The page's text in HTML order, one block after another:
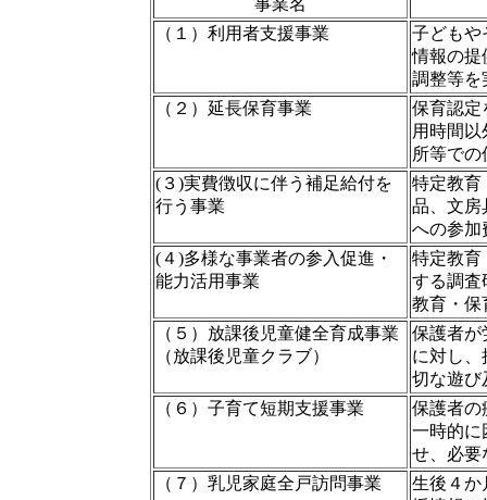
事業名
（１）利用者支援事業
子どもや
情報の提
調整等を
（２）延長保育事業
保育認定
用時間
所等で
(３)実費徴収に伴う補足給付を
行う事業
特定教育
品、文房
への参加
(４)多様な事業者の参入促進・
能力活用事業
特定教育
する調査
教育・保
（５）放課後児童健全育成事業
（放課後児童クラブ）
保護者が
に対し、
切な遊び
（６）子育て短期支援事業
保護者の
一時的に
せ、必要
（７）乳児家庭全戸訪問事業
生後４か